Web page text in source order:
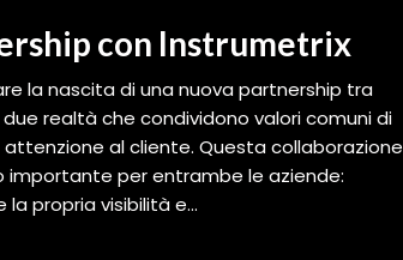
con Instrumetrix
la nascita di una nuova partnership tra
realtà che condividono valori comuni di
attenzione al cliente. Questa collaborazione
importante per entrambe le aziende:
propria visibilità e...